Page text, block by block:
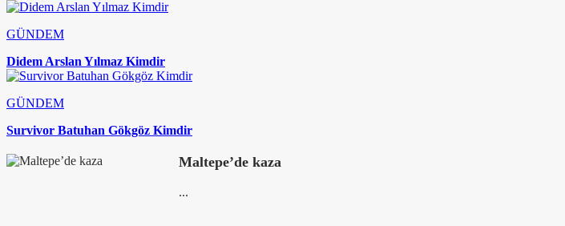
GÜNDEM
Didem Arslan Yılmaz Kimdir
GÜNDEM
Survivor Batuhan Gökgöz Kimdir
Maltepe’de kaza
...